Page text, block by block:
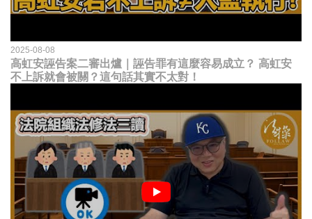
2025-08-08
高虹安誣告案二審出爐｜誣告罪有這麼容易成立？ 高虹安
不上訴就會被關？這句話其實不太對！